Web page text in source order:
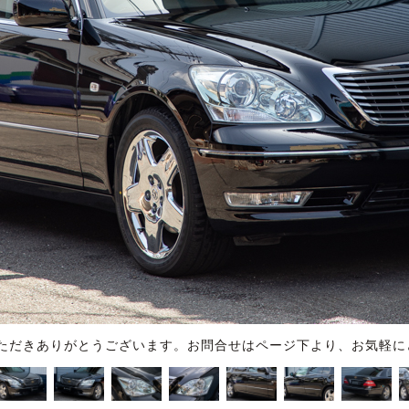
だきありがとうございます。お問合せはページ下より、お気軽